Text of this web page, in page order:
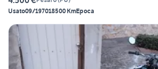
Usato09/197018500 KmEpoca